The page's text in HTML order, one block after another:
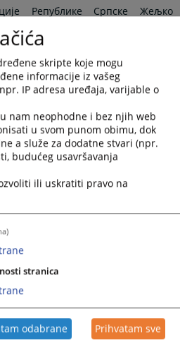
Републике Српске Жељко
одбора Пројекта „Даље
особама лишеним слободе и
казна или санкција у складу са
Савјет Европе.
представницима Савјета Европе на
неопходности процеса
Републике Српске, а што
и бољем раду, тако и
казненој евиденцији или на
односно притвора.
полиције Републике Српске,
БиХ, с обзиром да сам у
са директором Џенадом Грошом,
и у нашој служби.
али се стало код оперативног
одржавања система“, изјавио је
skripte koje mogu
informacije iz vašeg
IP adresa uređaja, varijable o
nam neophodne i bez njih web
u svom punom obimu, dok
a služe za dodatne stvari (npr.
budućeg usavršavanja
ili uskratiti pravo na
stranica
odabrane Prihvatam sve